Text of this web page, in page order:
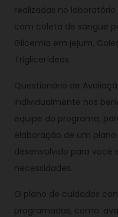
realizadas no
com coleta de sangue
Glicemia em jejum,
Triglicerídeos.
Questionário de
individualmente nos
equipe do programa,
elaboração de um
desenvolvido para você
necessidades.
O plano de cuidados
programadas, como: